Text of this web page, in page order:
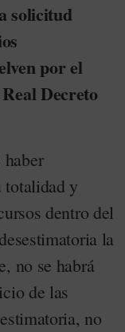
solicitud
por el
Decreto
totalidad y
dentro del
la
no se habrá
de las
no